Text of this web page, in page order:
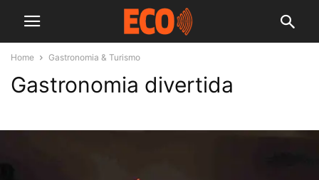
Home Gastronomia & Turismo
Gastronomia divertida